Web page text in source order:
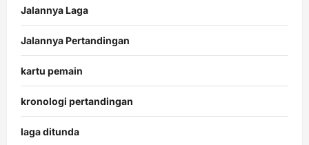
Jalannya Laga
Jalannya Pertandingan
kartu pemain
kronologi pertandingan
laga ditunda